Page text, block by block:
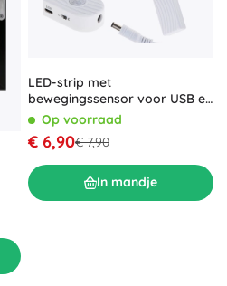
LED-strip met
bewegingssensor voor USB en
batterij 2M koud wit
Op voorraad
€ 6,90€ 7,90
In mandje